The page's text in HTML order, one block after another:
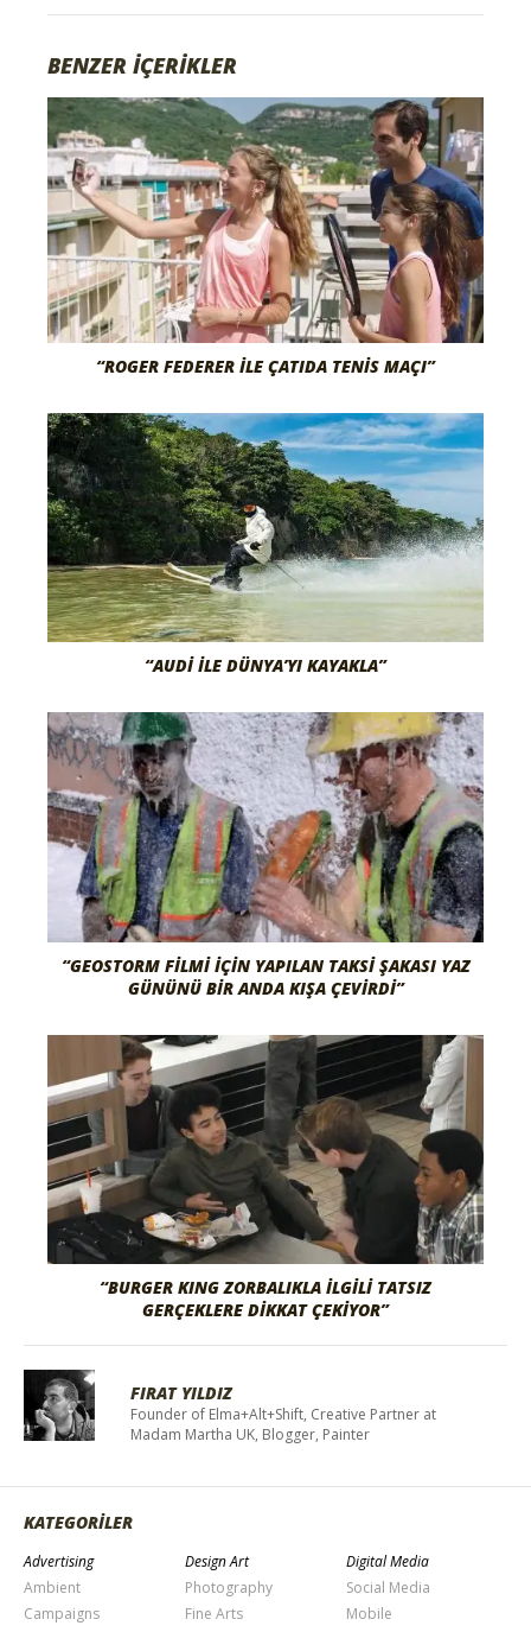
BENZER İÇERİKLER
“ROGER FEDERER İLE ÇATIDA TENIS MAÇI”
“AUDI ILE DÜNYA’YI KAYAKLA”
“GEOSTORM FİLMİ İÇİN YAPILAN TAKSİ ŞAKASI YAZ
GÜNÜNÜ BİR ANDA KIŞA ÇEVİRDİ”
“BURGER KING ZORBALIKLA İLGİLİ TATSIZ
GERÇEKLERE DİKKAT ÇEKİYOR”
FIRAT YILDIZ
Founder of Elma+Alt+Shift, Creative Partner at
Madam Martha UK, Blogger, Painter
KATEGORİLER
Advertising
Ambient
Campaigns
Design Art
Photography
Fine Arts
Digital Media
Social Media
Mobile